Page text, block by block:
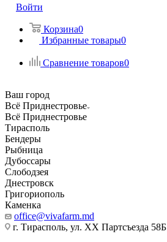
Войти
Корзина0
Избранные товары0
Сравнение товаров0
Ваш город
Всё Приднестровье
Всё Приднестровье
Тирасполь
Бендеры
Рыбница
Дубоссары
Слободзея
Днестровск
Григориополь
Каменка
office@vivafarm.md
г. Тирасполь, ул. ХХ Партсъезда 58Б